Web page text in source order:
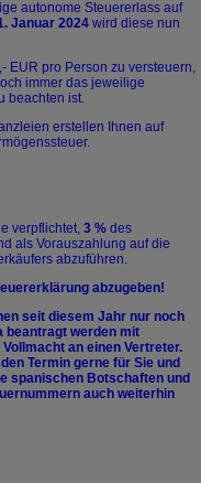
autonome Steuererlass auf
Januar 2024 wird diese nun
EUR pro Person zu versteuern,
immer das jeweilige
beachten ist.
erstellen Ihnen auf
verpflichtet, 3 % des
als Vorauszahlung auf die
abzuführen.
abzugeben!
seit diesem Jahr nur noch
beantragt werden mit
an einen Vertreter.
Termin gerne für Sie und
spanischen Botschaften und
auch weiterhin